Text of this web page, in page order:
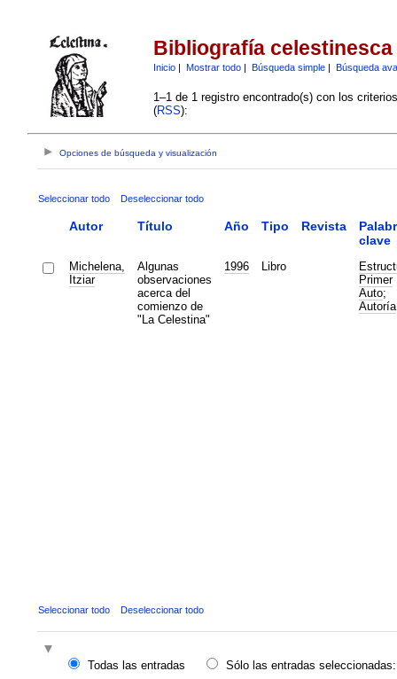
Bibliografía celestinesca
Inicio| Mostrar todo| Búsqueda simple| Búsqueda
1–1 de 1 registro encontrado(s) con los
(RSS):
Opciones de búsqueda y visualización
Seleccionar todo Deseleccionar todo
Autor Título Año Tipo Revista
clave
Michelena,
Itziar
Algunas
observaciones
acerca del
comienzo de
"La Celestina"
1996 Libro
Primer
Auto;
Autoría
Seleccionar todo Deseleccionar todo
Todas las entradas
Sólo las entradas seleccionadas: